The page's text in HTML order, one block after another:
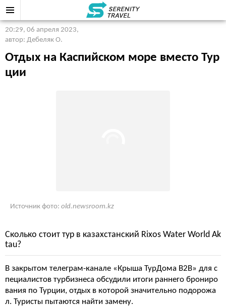
20:29, 06 апреля 2023,
автор: Дебеляк О.
Отдых на Каспийском море вместо Тур
ции
Источник фото: old.newsroom.kz
Сколько стоит тур в казахстанский Rixos Water World Ak
tau?
В закрытом телеграм-канале «Крыша ТурДома B2B» для с
пециалистов турбизнеса обсудили итоги раннего брониро
вания по Турции, отдых в которой значительно подорожа
л. Туристы пытаются найти замену.